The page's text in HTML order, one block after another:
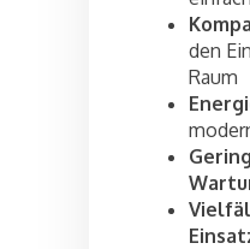
den
Raum